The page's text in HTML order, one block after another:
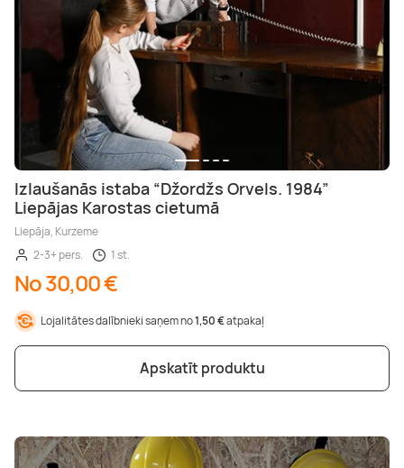
Izlaušanās istaba “Džordžs Orvels. 1984”
Liepājas Karostas cietumā
Liepāja, Kurzeme
2-3+ pers.
1 st.
No 30,00 €
Lojalitātes dalībnieki saņem no1,50 €atpakaļ
Apskatīt produktu